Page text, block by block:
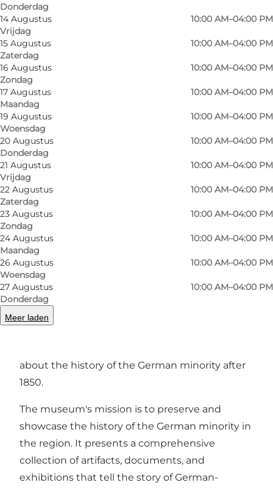
Donderdag
14 Augustus
Vrijdag
10:00 AM–04:00 PM
15 Augustus
Zaterdag
10:00 AM–04:00 PM
16 Augustus
Zondag
10:00 AM–04:00 PM
17 Augustus
Maandag
10:00 AM–04:00 PM
19 Augustus
Woensdag
10:00 AM–04:00 PM
20 Augustus
Donderdag
10:00 AM–04:00 PM
21 Augustus
Vrijdag
10:00 AM–04:00 PM
22 Augustus
Zaterdag
10:00 AM–04:00 PM
23 Augustus
Zondag
10:00 AM–04:00 PM
24 Augustus
Maandag
10:00 AM–04:00 PM
26 Augustus
Woensdag
10:00 AM–04:00 PM
27 Augustus
Donderdag
10:00 AM–04:00 PM
Meer laden
Foto
about the history of the German minority after
1850.
The museum's mission is to preserve and
showcase the history of the German minority in
the region. It presents a comprehensive
collection of artifacts, documents, and
exhibitions that tell the story of German-